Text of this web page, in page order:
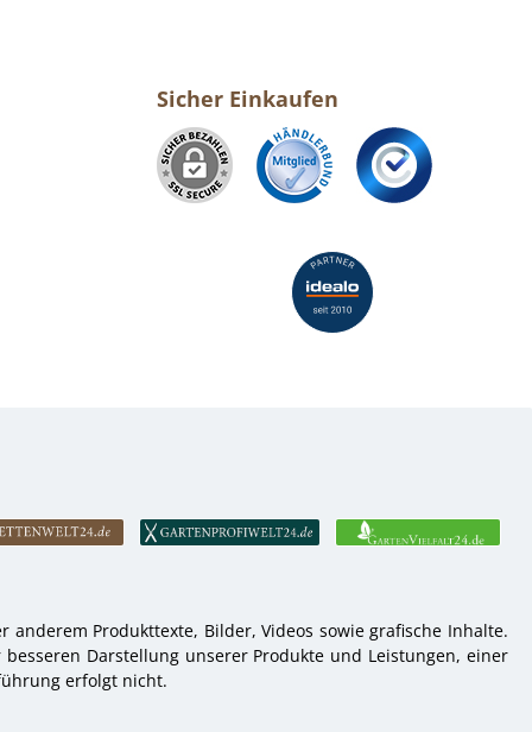
Sicher Einkaufen
Produkttexte, Bilder, Videos sowie grafische Inhalte.
Darstellung unserer Produkte und Leistungen, einer
erfolgt nicht.